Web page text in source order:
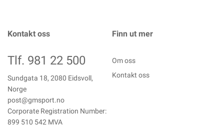
Kontakt oss
Tlf. 981 22 500
Sundgata 18, 2080 Eidsvoll,
Norge
post@gmsport.no
Corporate Registration Number:
899 510 542 MVA
Finn ut mer
Om oss
Kontakt oss